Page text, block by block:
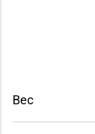
Вес